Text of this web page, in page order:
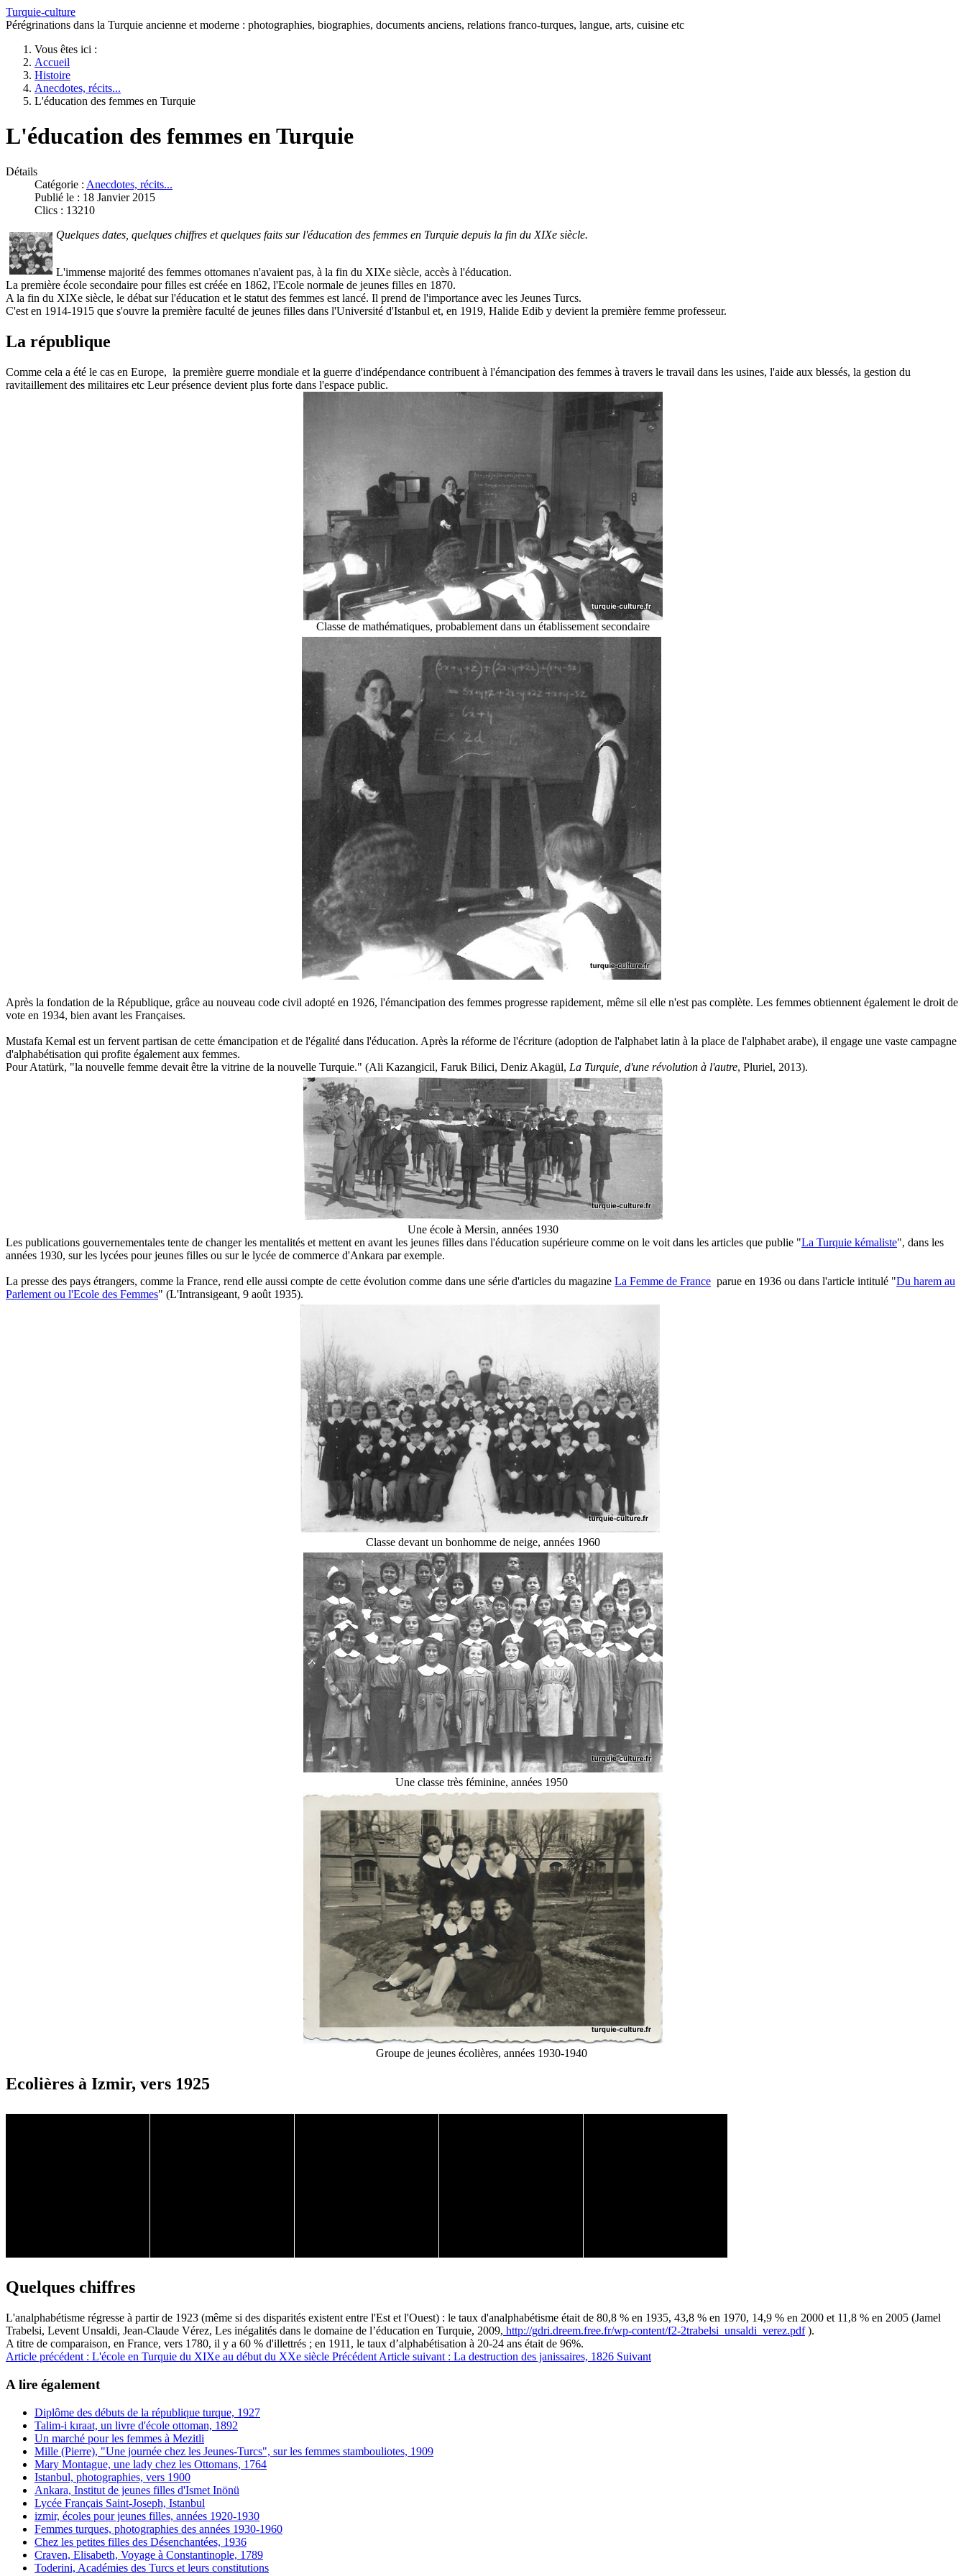
Turquie-culture
Pérégrinations dans la Turquie ancienne et moderne : photographies, biographies, documents anciens, relations franco-turques, langue, arts, cuisine etc
Vous êtes ici :
Accueil
Histoire
Anecdotes, récits...
L'éducation des femmes en Turquie
L'éducation des femmes en Turquie
Détails
Catégorie : Anecdotes, récits...
Publié le : 18 Janvier 2015
Clics : 13210
Quelques dates, quelques chiffres et quelques faits sur l'éducation des femmes en Turquie depuis la fin du XIXe siècle.
L'immense majorité des femmes ottomanes n'avaient pas, à la fin du XIXe siècle, accès à l'éducation.
La première école secondaire pour filles est créée en 1862, l'Ecole normale de jeunes filles en 1870.
A la fin du XIXe siècle, le débat sur l'éducation et le statut des femmes est lancé. Il prend de l'importance avec les Jeunes Turcs.
C'est en 1914-1915 que s'ouvre la première faculté de jeunes filles dans l'Université d'Istanbul et, en 1919, Halide Edib y devient la première femme professeur.
La république
Comme cela a été le cas en Europe, la première guerre mondiale et la guerre d'indépendance contribuent à l'émancipation des femmes à travers le travail dans les usines, l'aide aux blessés, la gestion du
ravitaillement des militaires etc Leur présence devient plus forte dans l'espace public.
Classe de mathématiques, probablement dans un établissement secondaire
Après la fondation de la République, grâce au nouveau code civil adopté en 1926, l'émancipation des femmes progresse rapidement, même sil elle n'est pas complète. Les femmes obtiennent également le droit de
vote en 1934, bien avant les Françaises.
Mustafa Kemal est un fervent partisan de cette émancipation et de l'égalité dans l'éducation. Après la réforme de l'écriture (adoption de l'alphabet latin à la place de l'alphabet arabe), il engage une vaste campagne
d'alphabétisation qui profite également aux femmes.
Pour Atatürk, "la nouvelle femme devait être la vitrine de la nouvelle Turquie." (Ali Kazangicil, Faruk Bilici, Deniz Akagül, La Turquie, d'une révolution à l'autre, Pluriel, 2013).
Une école à Mersin, années 1930
Les publications gouvernementales tente de changer les mentalités et mettent en avant les jeunes filles dans l'éducation supérieure comme on le voit dans les articles que publie "La Turquie kémaliste", dans les
années 1930, sur les lycées pour jeunes filles ou sur le lycée de commerce d'Ankara par exemple.
La presse des pays étrangers, comme la France, rend elle aussi compte de cette évolution comme dans une série d'articles du magazine La Femme de France parue en 1936 ou dans l'article intitulé "Du harem au
Parlement ou l'Ecole des Femmes" (L'Intransigeant, 9 août 1935).
Classe devant un bonhomme de neige, années 1960
Une classe très féminine, années 1950
Groupe de jeunes écolières, années 1930-1940
Ecolières à Izmir, vers 1925
Quelques chiffres
L'analphabétisme régresse à partir de 1923 (même si des disparités existent entre l'Est et l'Ouest) : le taux d'analphabétisme était de 80,8 % en 1935, 43,8 % en 1970, 14,9 % en 2000 et 11,8 % en 2005 (Jamel
Trabelsi, Levent Unsaldi, Jean-Claude Vérez, Les inégalités dans le domaine de l’éducation en Turquie, 2009, http://gdri.dreem.free.fr/wp-content/f2-2trabelsi_unsaldi_verez.pdf).
A titre de comparaison, en France, vers 1780, il y a 60 % d'illettrés ; en 1911, le taux d’alphabétisation à 20-24 ans était de 96%.
Article précédent : L'école en Turquie du XIXe au début du XXe siècle Précédent Article suivant : La destruction des janissaires, 1826 Suivant
A lire également
Diplôme des débuts de la république turque, 1927
Talim-i kıraat, un livre d'école ottoman, 1892
Un marché pour les femmes à Mezitli
Mille (Pierre), "Une journée chez les Jeunes-Turcs", sur les femmes stambouliotes, 1909
Mary Montague, une lady chez les Ottomans, 1764
Istanbul, photographies, vers 1900
Ankara, Institut de jeunes filles d'Ismet Inönü
Lycée Français Saint-Joseph, Istanbul
izmir, écoles pour jeunes filles, années 1920-1930
Femmes turques, photographies des années 1930-1960
Chez les petites filles des Désenchantées, 1936
Craven, Elisabeth, Voyage à Constantinople, 1789
Toderini, Académies des Turcs et leurs constitutions